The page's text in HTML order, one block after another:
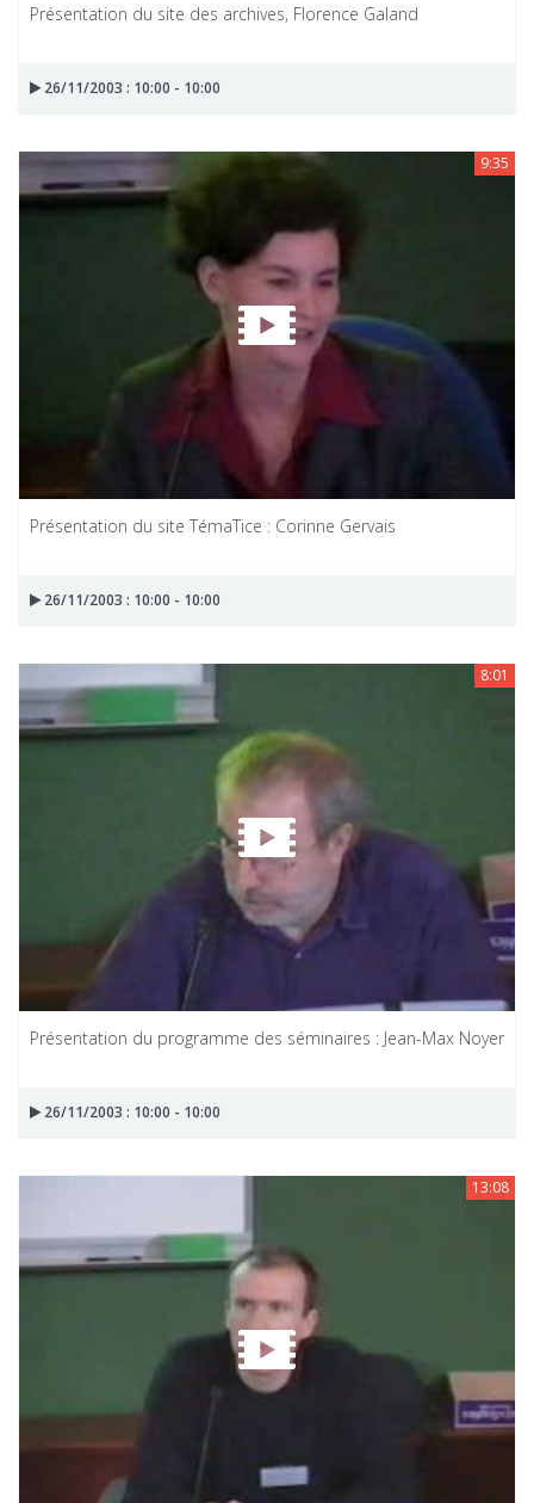
Présentation du site des archives, Florence Galand
26/11/2003 : 10:00 - 10:00
9:35
Présentation du site TémaTice : Corinne Gervais
26/11/2003 : 10:00 - 10:00
8:01
Présentation du programme des séminaires : Jean-Max Noyer
26/11/2003 : 10:00 - 10:00
13:08